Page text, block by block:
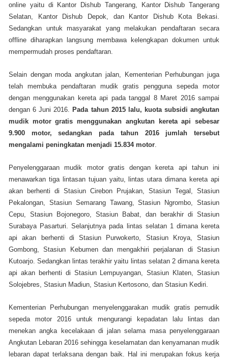
online yaitu di Kantor Dishub Tangerang, Kantor Dishub Tangerang
Selatan, Kantor Dishub Depok, dan Kantor Dishub Kota Bekasi.
Sedangkan untuk masyarakat yang melakukan pendaftaran secara
offline diharapkan langsung membawa kelengkapan dokumen untuk
mempermudah proses pendaftaran.
Selain dengan moda angkutan jalan, Kementerian Perhubungan juga
telah membuka pendaftaran mudik gratis pengguna sepeda motor
dengan menggunakan kereta api pada tanggal 8 Maret 2016 sampai
dengan 6 Juni 2016.Pada tahun 2015 lalu, kuota subsidi angkutan
mudik motor gratis menggunakan angkutan kereta api sebesar
9.900 motor, sedangkan pada tahun 2016 jumlah tersebut
mengalami peningkatan menjadi 15.834 motor
Penyelenggaraan mudik motor gratis dengan kereta api tahun ini
menawarkan tiga lintasan tujuan yaitu, lintas utara dimana kereta api
akan berhenti di Stasiun Cirebon Prujakan, Stasiun Tegal, Stasiun
Pekalongan, Stasiun Semarang Tawang, Stasiun Ngrombo, Stasiun
Cepu, Stasiun Bojonegoro, Stasiun Babat, dan berakhir di Stasiun
Surabaya Pasarturi. Selanjutnya pada lintas selatan 1 dimana kereta
api akan berhenti di Stasiun Purwokerto, Stasiun Kroya, Stasiun
Gombong, Stasiun Kebumen dan mengakhiri perjalanan di Stasiun
Kutoarjo. Sedangkan lintas terakhir yaitu lintas selatan 2 dimana kereta
api akan berhenti di Stasiun Lempuyangan, Stasiun Klaten, Stasiun
Solojebres, Stasiun Madiun, Stasiun Kertosono, dan Stasiun Kediri.
Kementerian Perhubungan menyelenggarakan mudik gratis pemudik
sepeda motor 2016 untuk mengurangi kepadatan lalu lintas dan
menekan angka kecelakaan di jalan selama masa penyelenggaraan
Angkutan Lebaran 2016 sehingga keselamatan dan kenyamanan mudik
lebaran dapat terlaksana dengan baik. Hal ini merupakan fokus kerja